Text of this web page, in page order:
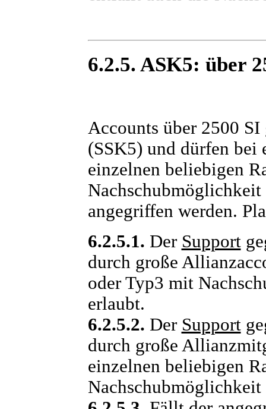
6.2.5. ASK5: über
Accounts über 2500
(SSK5) und dürfen
einzelnen beliebigen
angegriffen werden.
6.2.5.1. Der Support
durch große
oder Typ3 mit
erlaubt.
6.2.5.2. Der Support
durch große
einzelnen beliebigen